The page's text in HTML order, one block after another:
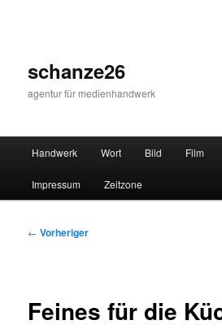
schanze26
agentur für medienhandwerk
Handwerk Wort Bild Film
Impressum Zeitzone
Beitragsnavigation
← Vorheriger
Feines für die